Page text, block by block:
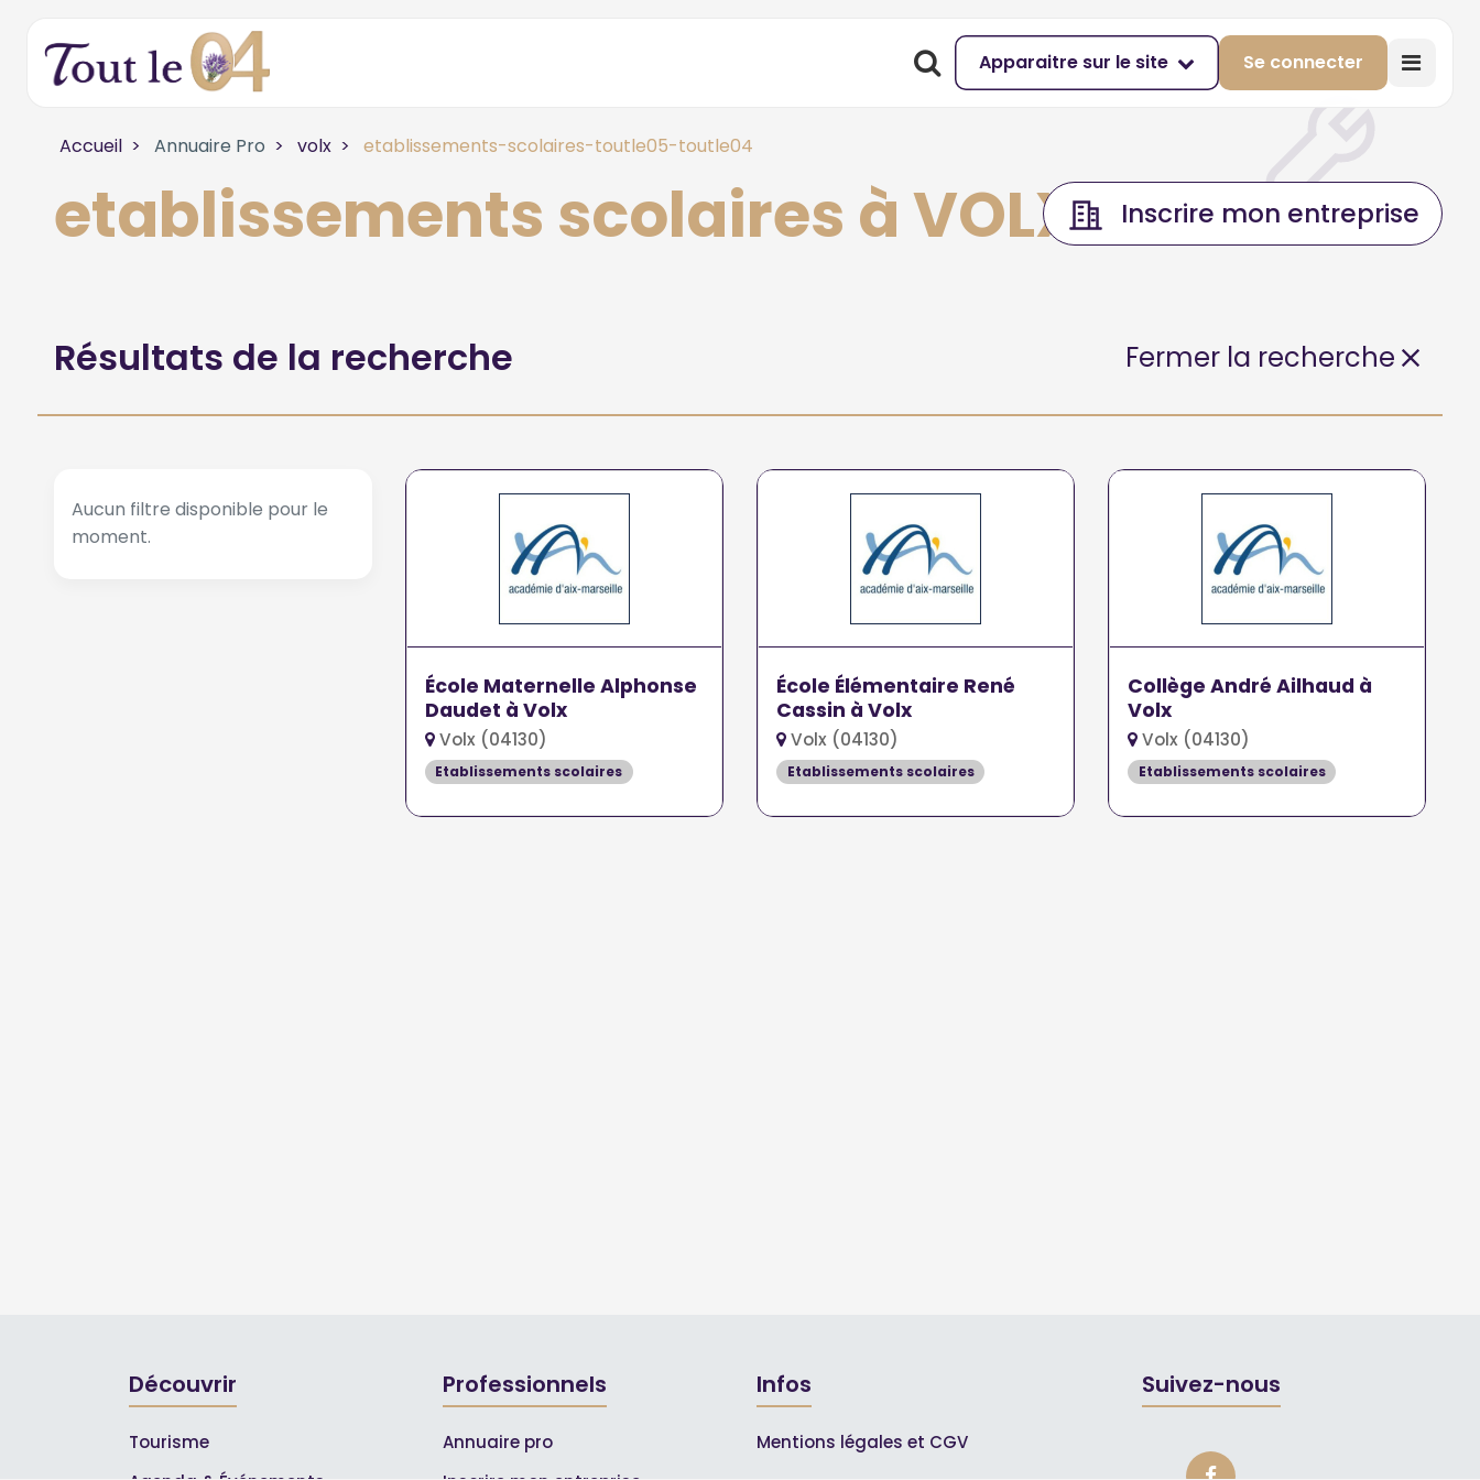
Apparaitre sur le site Se connecter
Accueil Annuaire Pro volx etablissements-scolaires-toutle05-toutle04
etablissements scolaires à VOLX Inscrire mon entreprise
Résultats de la recherche Fermer la recherche
Aucun filtre disponible pour le
moment.
École Maternelle Alphonse
Daudet à Volx
Volx (04130)
Etablissements scolaires
École Élémentaire René
Cassin à Volx
Volx (04130)
Etablissements scolaires
Collège André Ailhaud à
Volx
Volx (04130)
Etablissements scolaires
Découvrir
Tourisme
Professionnels
Annuaire pro
Infos
Mentions légales et CGV
Suivez-nous